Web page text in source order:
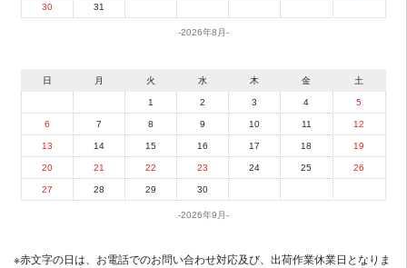
2026年8月
30 31
2026年9月
日 月 火 水 木 金 土
1 2 3 4 5
6 7 8 9 10 11 12
13 14 15 16 17 18 19
20 21 22 23 24 25 26
27 28 29 30
※赤文字の日は、お電話でのお問い合わせ対応及び、出荷作業休業日となりま